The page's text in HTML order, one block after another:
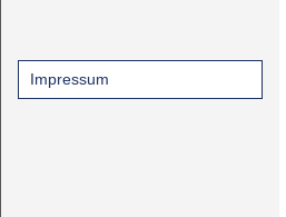
Impressum